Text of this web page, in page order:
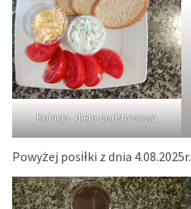
Kolacja- dieta podstawowa
Powyżej posiłki z dnia 4.08.2025r.